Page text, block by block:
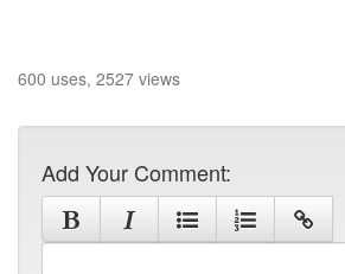
600 uses, 2527 views
Add Your Comment: